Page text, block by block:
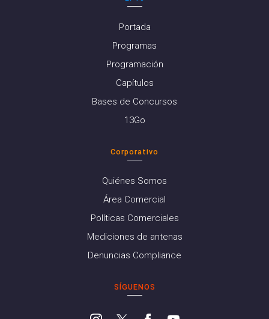
Portada
Programas
Programación
Capítulos
Bases de Concursos
13Go
Corporativo
Quiénes Somos
Área Comercial
Políticas Comerciales
Mediciones de antenas
Denuncias Compliance
SÍGUENOS